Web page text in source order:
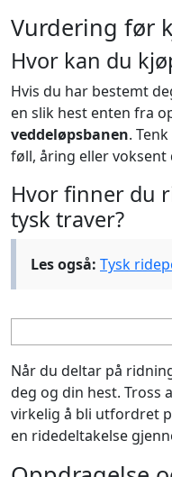
Vurdering før
Hvor kan du
Hvis du har bestemt
en slik hest enten fra
veddeløpsbanen.
føll, åring eller voksent
Hvor finner du
tysk traver?
Les også: Tysk
Når du deltar på
deg og din hest. Tross
virkelig å bli utfordret
en ridedeltakelse